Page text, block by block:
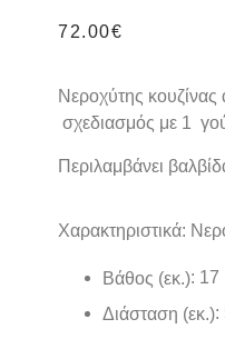
72.00€
Νεροχύτης κουζίνας
σχεδιασμός με 1
Περιλαμβάνει
Χαρακτηριστικά:
Βάθος (εκ.): 17
Διάσταση (εκ.):